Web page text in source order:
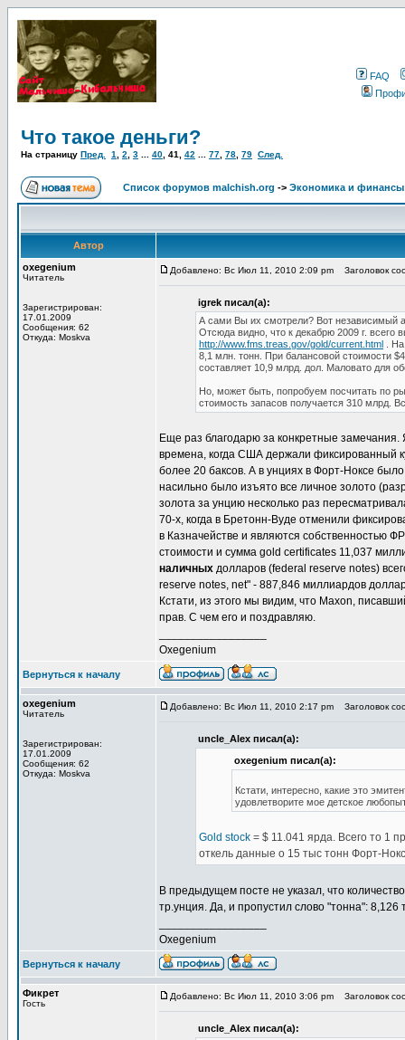
FAQ
Что такое деньги?
На страницу Пред. 1 2 3 40 41 42 77 78 79 След.
Список форумов malchish.org -> Экономика и финансы
Автор
oxegenium
Читатель
Зарегистрирован:
17.01.2009
Сообщения: 62
Откуда: Moskva
Добавлено: Вс Июл 11, 2010 2:09 pm Заголовок
igrek писал(а):
А сами Вы их смотрели? Вот независимый
Отсюда видно, что к декабрю 2009 г.
http://www.fms.treas.gov/gold/current.html .
8,1 млн. тонн. При балансовой стоимости
составляет 10,9 млрд. дол. Маловато для
Но, может быть, попробуем посчитать по
стоимость запасов получается 310 млрд.
Еще раз благодарю за конкретные
времена, когда США держали фиксированный
более 20 баксов. А в унциях в Форт-Ноксе
насильно было изъято все личное золото
золота за унцию несколько раз
70-х, когда в Бретонн-Вуде отменили
в Казначействе и являются собственностью
стоимости и сумма gold certificates 11,037
наличных долларов (federal reserve notes)
reserve notes, net" - 887,846 миллиардов
Кстати, из этого мы видим, что Maxon,
прав. С чем его и поздравляю.
Oxegenium
Вернуться к началу
oxegenium
Читатель
Зарегистрирован:
17.01.2009
Сообщения: 62
Откуда: Moskva
Добавлено: Вс Июл 11, 2010 2:17 pm Заголовок
uncle_Alex писал(а):
oxegenium писал(а):
Кстати, интересно, какие это
удовлетворите мое детское
Gold stock = $ 11.041 ярда. Всего то 1
откель данные о 15 тыс тонн Форт-
В предыдущем посте не указал, что
тр.унция. Да, и пропустил слово "тонна": 8,126
Oxegenium
Вернуться к началу
Фикрет
Гость
Добавлено: Вс Июл 11, 2010 3:06 pm Заголовок
uncle_Alex писал(а):